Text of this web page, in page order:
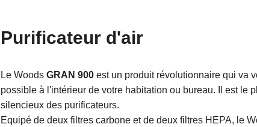
Purificateur d'air
Le Woods GRAN 900 est un produit révolutionnaire qui va
possible à l'intérieur de votre habitation ou bureau. Il est le
silencieux des purificateurs.
Equipé de deux filtres carbone et de deux filtres HEPA, le